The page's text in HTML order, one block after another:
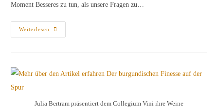
Moment Besseres zu tun, als unsere Fragen zu…
Weiterlesen
Wissen
Wir,
Oder
Gegebenenfalls
Unserem
Julia Bertram präsentiert dem Collegium Vini ihre Weine